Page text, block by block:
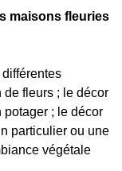
maisons fleuries
fleurs ; le décor
potager ; le décor
particulier ou une
végétale